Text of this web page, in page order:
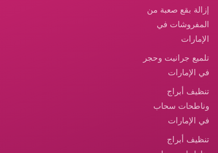
إزالة بقع صعبة من
المفروشات في
الإمارات
تلميع جرانيت وحجر
في الإمارات
تنظيف أبراج
وناطحات سحاب
في الإمارات
تنظيف أبراج